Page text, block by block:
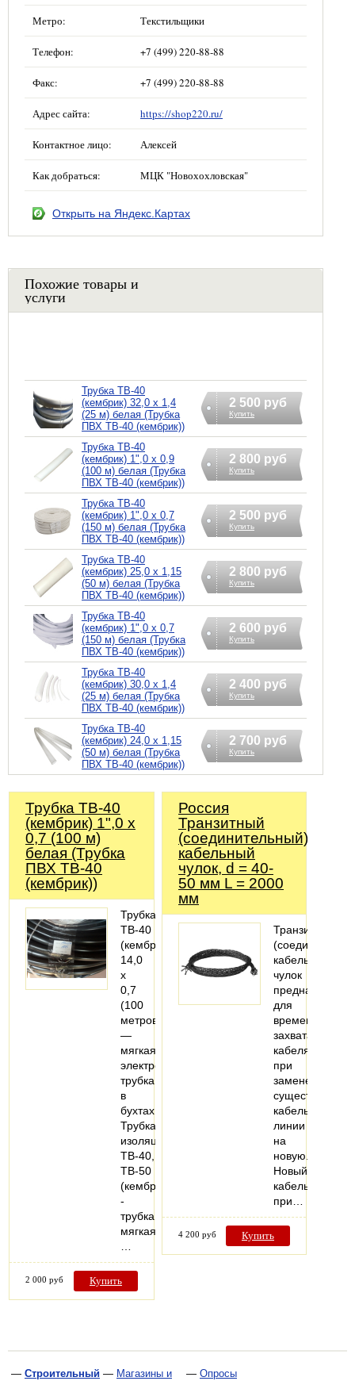
Метро: Текстильщики
Телефон: +7 (499) 220-88-88
Факс: +7 (499) 220-88-88
Адрес сайта: https://shop220.ru/
Контактное лицо: Алексей
Как добраться: МЦК "Новохохловская"
Открыть на Яндекс.Картах
Похожие товары и
услуги
Трубка ТВ-40
(кембрик) 32,0 х 1,4
(25 м) белая (Трубка
ПВХ ТВ-40 (кембрик))
2 500 руб
Купить
Трубка ТВ-40
(кембрик) 1",0 х 0,9
(100 м) белая (Трубка
ПВХ ТВ-40 (кембрик))
2 800 руб
Купить
Трубка ТВ-40
(кембрик) 1",0 х 0,7
(150 м) белая (Трубка
ПВХ ТВ-40 (кембрик))
2 500 руб
Купить
Трубка ТВ-40
(кембрик) 25,0 х 1,15
(50 м) белая (Трубка
ПВХ ТВ-40 (кембрик))
2 800 руб
Купить
Трубка ТВ-40
(кембрик) 1",0 х 0,7
(150 м) белая (Трубка
ПВХ ТВ-40 (кембрик))
2 600 руб
Купить
Трубка ТВ-40
(кембрик) 30,0 х 1,4
(25 м) белая (Трубка
ПВХ ТВ-40 (кембрик))
2 400 руб
Купить
Трубка ТВ-40
(кембрик) 24,0 х 1,15
(50 м) белая (Трубка
ПВХ ТВ-40 (кембрик))
2 700 руб
Купить
Трубка ТВ-40
(кембрик) 1",0 х
0,7 (100 м)
белая (Трубка
ПВХ ТВ-40
(кембрик))
Трубка
ТВ-40
(кембрик)
14,0
х
0,7
(100
метров)
—
мягкая
электроизоляционная
трубка
в
бухтах.
Трубка
изоляционная
ТВ-40,
ТВ-50
(кембрик)
-
трубка
мягкая,
2 000 руб Купить
Россия
Транзитный
(соединительный)
кабельный
чулок, d = 40-
50 мм L = 2000
мм
Транзитный
кабельный
чулок
предназначен
для
временного
захвата
кабеля
при
замене
существующей
кабельной
линии
на
новую.
Новый
кабель
при…
4 200 руб Купить
— Строительный — Магазины и
— Опросы